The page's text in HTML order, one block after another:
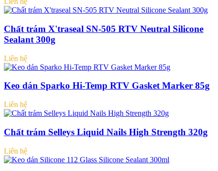
Chất trám X'traseal SN-505 RTV Neutral Silicone
Sealant 300g
Liên hệ
Keo dán Sparko Hi-Temp RTV Gasket Marker 85g
Liên hệ
Chất trám Selleys Liquid Nails High Strength 320g
Liên hệ